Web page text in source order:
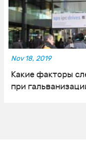
Nov 18, 2019
Какие факторы
при